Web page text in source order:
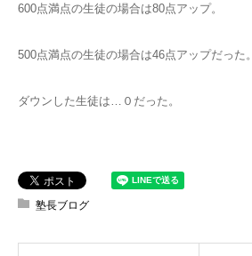
600点満点の生徒の場合は80点アップ。
500点満点の生徒の場合は46点アップだった。
ダウンした生徒は…０だった。
塾長ブログ